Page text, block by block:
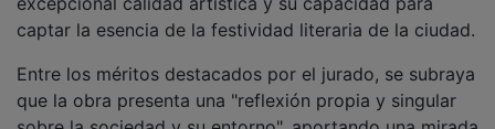
captar la esencia de la festividad literaria de la ciudad.
que la obra presenta una "reflexión propia y singular
sobre la sociedad y su entorno", aportando una mirada